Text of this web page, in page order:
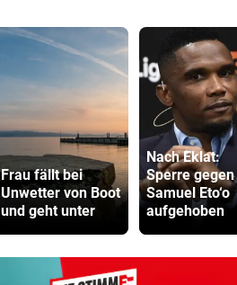
Frau fällt bei
Unwetter von Boot
und geht unter
Nach Eklat:
Sperre gegen
Samuel Eto‘o
aufgehoben